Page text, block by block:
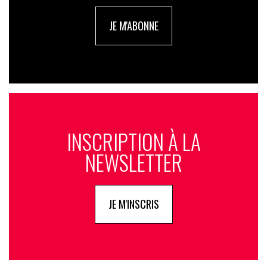
JE M'ABONNE
INSCRIPTION À LA
NEWSLETTER
JE M'INSCRIS